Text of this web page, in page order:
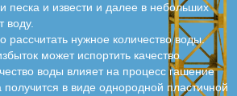
песка и извести и далее в небольших
воду.
рассчитать нужное количество воды.
может испортить качество
воды влияет на процесс гашение
в виде однородной пластичной